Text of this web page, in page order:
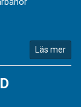
Läs mer